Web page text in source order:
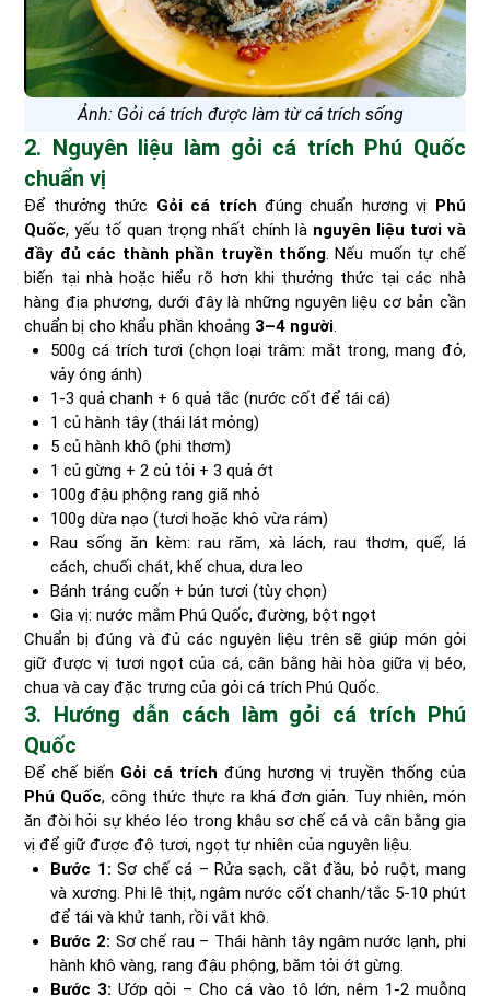
Ảnh: Gỏi cá trích được làm từ cá trích sống
2. Nguyên liệu làm gỏi cá trích Phú Quốc
chuẩn vị
Để thưởng thức Gỏi cá trích đúng chuẩn hương vị Phú
Quốc, yếu tố quan trọng nhất chính là nguyên liệu tươi và
đầy đủ các thành phần truyền thống. Nếu muốn tự chế
biến tại nhà hoặc hiểu rõ hơn khi thưởng thức tại các nhà
hàng địa phương, dưới đây là những nguyên liệu cơ bản cần
chuẩn bị cho khẩu phần khoảng 3–4 người.
500g cá trích tươi (chọn loại trâm: mắt trong, mang đỏ,
vảy óng ánh)
1-3 quả chanh + 6 quả tắc (nước cốt để tái cá)
1 củ hành tây (thái lát mỏng)
5 củ hành khô (phi thơm)
1 củ gừng + 2 củ tỏi + 3 quả ớt
100g đậu phộng rang giã nhỏ
100g dừa nạo (tươi hoặc khô vừa rám)
Rau sống ăn kèm: rau răm, xà lách, rau thơm, quế, lá
cách, chuối chát, khế chua, dưa leo
Bánh tráng cuốn + bún tươi (tùy chọn)
Gia vị: nước mắm Phú Quốc, đường, bột ngọt
Chuẩn bị đúng và đủ các nguyên liệu trên sẽ giúp món gỏi
giữ được vị tươi ngọt của cá, cân bằng hài hòa giữa vị béo,
chua và cay đặc trưng của gỏi cá trích Phú Quốc.
3. Hướng dẫn cách làm gỏi cá trích Phú
Quốc
Để chế biến Gỏi cá trích đúng hương vị truyền thống của
Phú Quốc, công thức thực ra khá đơn giản. Tuy nhiên, món
ăn đòi hỏi sự khéo léo trong khâu sơ chế cá và cân bằng gia
vị để giữ được độ tươi, ngọt tự nhiên của nguyên liệu.
Bước 1: Sơ chế cá – Rửa sạch, cắt đầu, bỏ ruột, mang
và xương. Phi lê thịt, ngâm nước cốt chanh/tắc 5-10 phút
để tái và khử tanh, rồi vắt khô.
Bước 2: Sơ chế rau – Thái hành tây ngâm nước lạnh, phi
hành khô vàng, rang đậu phộng, băm tỏi ớt gừng.
Bước 3: Ướp gỏi – Cho cá vào tô lớn, nêm 1-2 muỗng